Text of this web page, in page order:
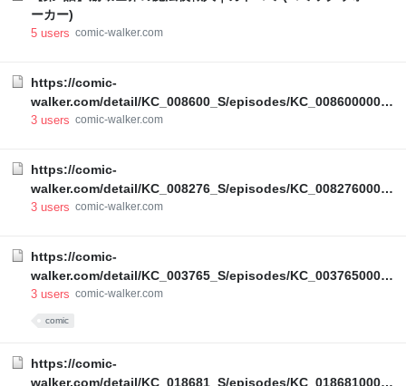
ーカー)
5 users comic-walker.com
https://comic-
walker.com/detail/KC_008600_S/episodes/KC_00860000009
00011_E?episodeType=latest
3 users comic-walker.com
https://comic-
walker.com/detail/KC_008276_S/episodes/KC_00827600009
00011_E?episodeType=latest
3 users comic-walker.com
https://comic-
walker.com/detail/KC_003765_S/episodes/KC_00376500086
00011_E?episodeType=latest
3 users comic-walker.com
comic
https://comic-
walker.com/detail/KC_018681_S/episodes/KC_01868100002